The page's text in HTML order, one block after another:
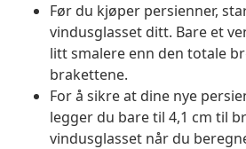
Før du kjøper persienner,
vindusglasset ditt. Bare et
litt smalere enn den totale
brakettene.
For å sikre at dine nye
legger du bare til 4,1 cm til
vindusglasset når du